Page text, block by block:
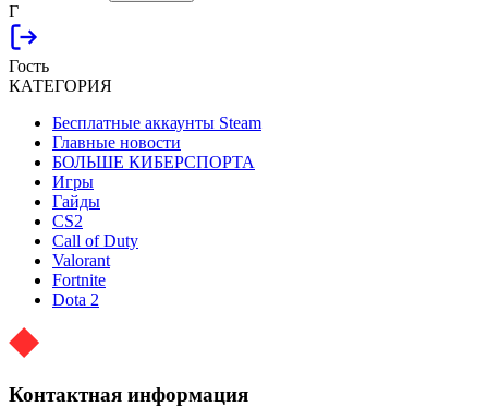
Г
Гость
КАТЕГОРИЯ
Бесплатные аккаунты Steam
Главные новости
БОЛЬШЕ КИБЕРСПОРТА
Игры
Гайды
CS2
Call of Duty
Valorant
Fortnite
Dota 2
Контактная информация